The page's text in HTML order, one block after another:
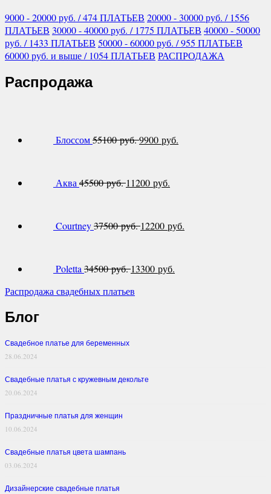
9000 - 20000руб. / 474 ПЛАТЬЕВ 20000 - 30000руб. / 1556
ПЛАТЬЕВ 30000 - 40000руб. / 1775 ПЛАТЬЕВ 40000 - 50000
руб. / 1433 ПЛАТЬЕВ 50000 - 60000руб. / 955 ПЛАТЬЕВ
60000руб. и выше/ 1054 ПЛАТЬЕВ РАСПРОДАЖА
Распродажа
Блоссом55100 руб.9900 руб.
Аква 45500 руб. 11200 руб.
Courtney37500 руб. 12200 руб.
Poletta 34500 руб. 13300 руб.
Распродажа свадебных платьев
Блог
Свадебное платье для беременных
28.06.2024
Свадебные платья с кружевным декольте
20.06.2024
Праздничные платья для женщин
10.06.2024
Свадебные платья цвета шампань
03.06.2024
Дизайнерские свадебные платья